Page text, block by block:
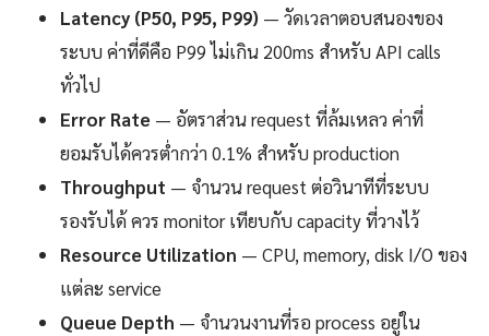
Latency (P50, P95, P99) — วัดเวลาตอบสนองของ
ระบบ ค่าที่ดีคือ P99 ไม่เกิน 200ms สำหรับ API calls
ทั่วไป
Error Rate — อัตราส่วน request ที่ล้มเหลว ค่าที่
ยอมรับได้ควรต่ำกว่า 0.1% สำหรับ production
Throughput — จำนวน request ต่อวินาทีที่ระบบ
รองรับได้ ควร monitor เทียบกับ capacity ที่วางไว้
Resource Utilization — CPU, memory, disk I/O ของ
แต่ละ service
Queue Depth — จำนวนงานที่รอ process อยู่ใน